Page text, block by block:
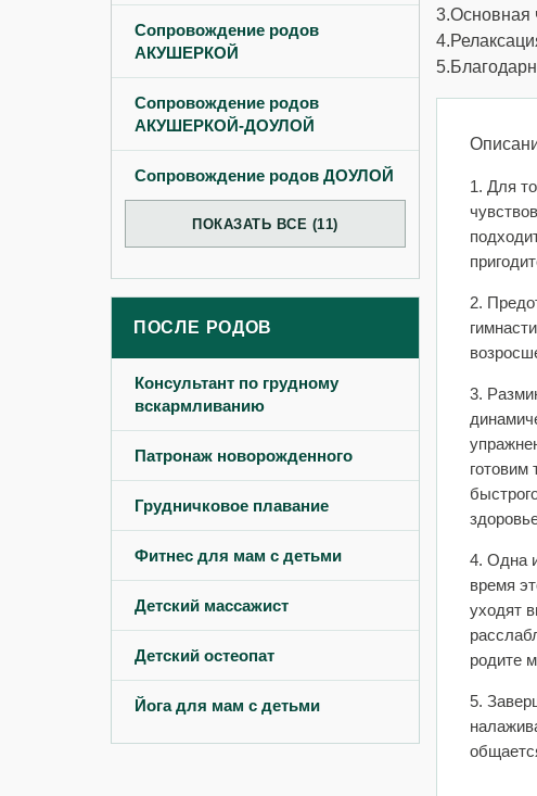
Сопровождение родов
АКУШЕРКОЙ
Сопровождение родов
АКУШЕРКОЙ-ДОУЛОЙ
Сопровождение родов ДОУЛОЙ
ПОКАЗАТЬ ВСЕ (11)
ПОСЛЕ РОДОВ
Консультант по грудному
вскармливанию
Патронаж новорожденного
Грудничковое плавание
Фитнес для мам с детьми
Детский массажист
Детский остеопат
Йога для мам с детьми
3.Основная
1. Для
2.
3.
4. Одна
время
уходят
родите
5.